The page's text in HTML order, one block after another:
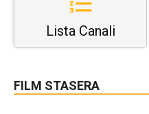
Lista Canali
FILM STASERA